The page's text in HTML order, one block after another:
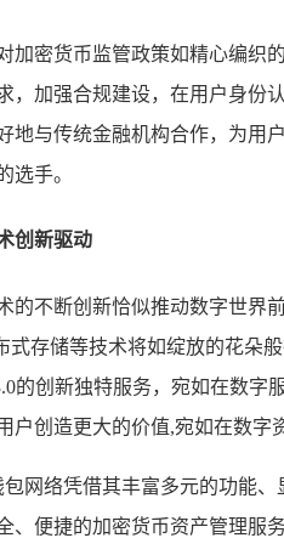
加密货币监管政策如精心编织
，加强合规建设，在用户身份
地与传统金融机构合作，为用
选手。
创新驱动
的不断创新恰似推动数字世界
式存储等技术将如绽放的花朵
的创新独特服务，宛如在数
户创造更大的价值,宛如在数字
包网络凭借其丰富多元的功能
、便捷的加密货币资产管理服